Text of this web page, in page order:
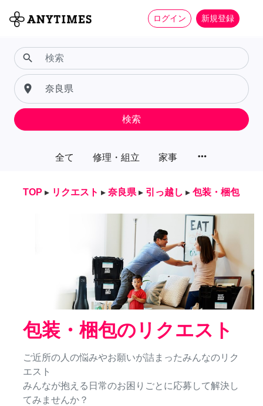
ログイン 新規登録
全て 修理・組立 家事 more_horiz
search
place
検索
TOP ▸ リクエスト ▸ 奈良県 ▸ 引っ越し ▸ 包装・梱包
包装・梱包のリクエスト
ご近所の人の悩みやお願いが詰まったみんなのリク
エスト
みんなが抱える日常のお困りごとに応募して解決し
てみませんか？